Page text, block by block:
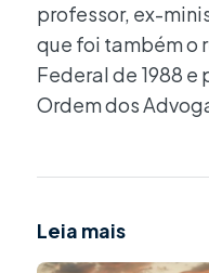
professor, ex-
que foi também o
Federal de 1988
Ordem dos
Leia mais